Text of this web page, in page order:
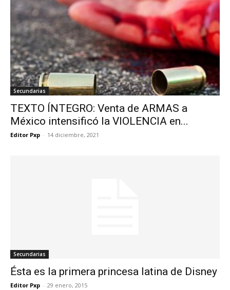
Secundarias
TEXTO ÍNTEGRO: Venta de ARMAS a
México intensificó la VIOLENCIA en...
Editor Pxp - 14 diciembre, 2021
Secundarias
Ésta es la primera princesa latina de Disney
Editor Pxp - 29 enero, 2015